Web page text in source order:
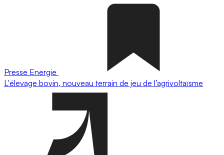
Presse Energie
L'élevage bovin, nouveau terrain de jeu de l’agrivoltaïsme